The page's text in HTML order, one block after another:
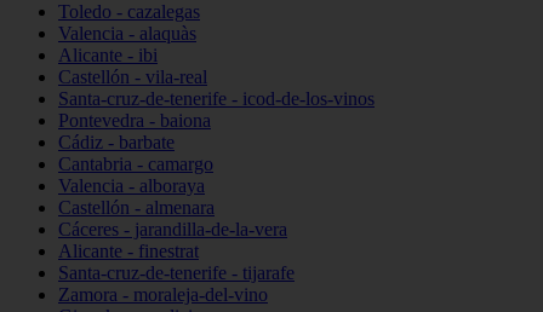
Toledo - cazalegas
Valencia - alaquàs
Alicante - ibi
Castellón - vila-real
Santa-cruz-de-tenerife - icod-de-los-vinos
Pontevedra - baiona
Cádiz - barbate
Cantabria - camargo
Valencia - alboraya
Castellón - almenara
Cáceres - jarandilla-de-la-vera
Alicante - finestrat
Santa-cruz-de-tenerife - tijarafe
Zamora - moraleja-del-vino